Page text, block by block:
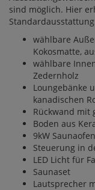
sind möglich. Hier
wählbare
Kokosmatte,
wählbare
Zedernholz
Loungebänke
kanadischen
Rückwand mit
Boden aus
9kW
Steuerung in
LED Licht für
Saunaset
Lautsprecher